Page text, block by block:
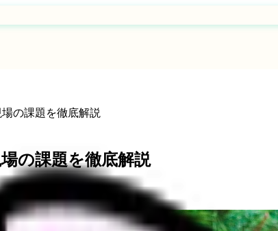
の課題を徹底解説
の課題を徹底解説